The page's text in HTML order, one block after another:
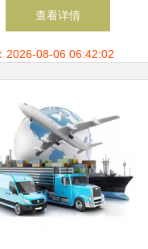
仓储服务的完美整合
查看详情
2026-08-06 06:42:02